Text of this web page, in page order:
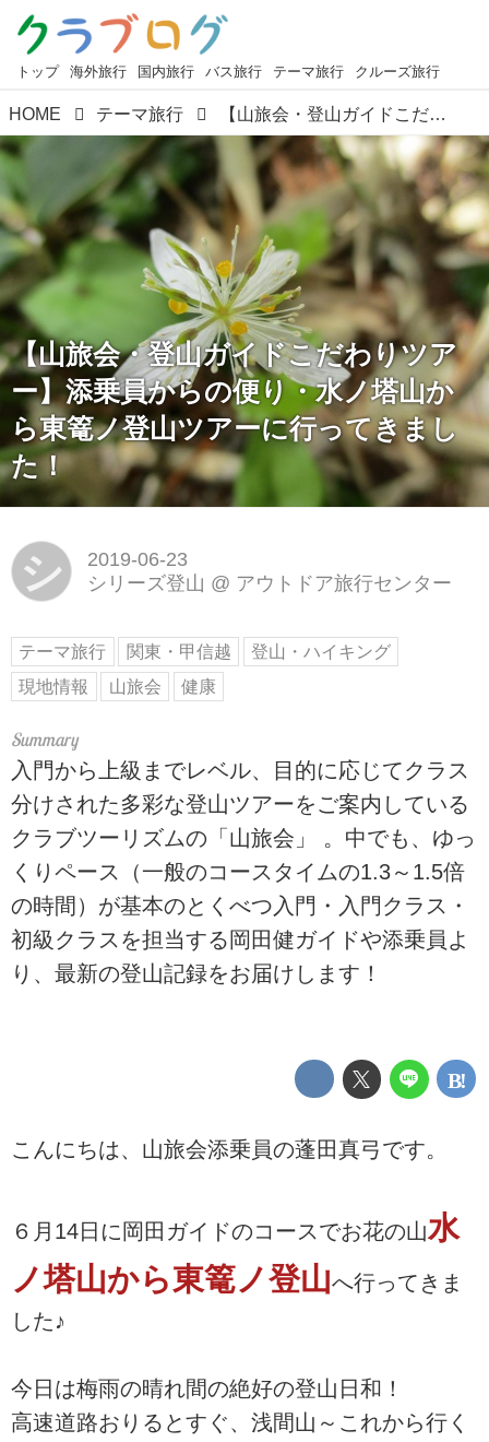
トップ 海外旅行 国内旅行 バス旅行 テーマ旅行 クルーズ旅行
HOME テーマ旅行 【山旅会・登山ガイドこだわりツアー】添乗員からの便り・水ノ塔山から東篭ノ登山ツアーに行ってきました！
【山旅会・登山ガイドこだわりツア
ー】添乗員からの便り・水ノ塔山か
ら東篭ノ登山ツアーに行ってきまし
た！
シ
2019-06-23
シリーズ登山 @ アウトドア旅行センター
テーマ旅行 関東・甲信越
登山・ハイキング
現地情報
山旅会 健康
入門から上級までレベル、目的に応じてクラス
分けされた多彩な登山ツアーをご案内している
クラブツーリズムの「山旅会」 。中でも、ゆっ
くりペース（一般のコースタイムの1.3～1.5倍
の時間）が基本のとくべつ入門・入門クラス・
初級クラスを担当する岡田健ガイドや添乗員よ
り、最新の登山記録をお届けします！
こんにちは、山旅会添乗員の蓬田真弓です。
６月14日に岡田ガイドのコースでお花の山水
ノ塔山から東篭ノ登山へ行ってきま
した♪
今日は梅雨の晴れ間の絶好の登山日和！
高速道路おりるとすぐ、浅間山～これから行く